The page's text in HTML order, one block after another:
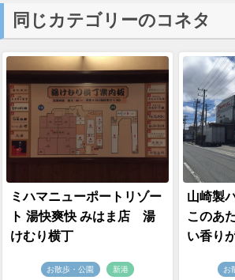
同じカテゴリーのコネタ
ミハマニューポートリゾー
ト 湯快爽快 みはま店 湯
けむり横丁
お散歩・公園 新港
山崎製
このあ
い香り
お